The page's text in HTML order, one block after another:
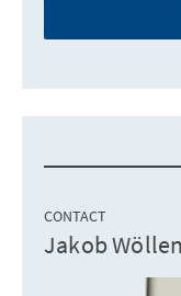
CONTACT
Jakob